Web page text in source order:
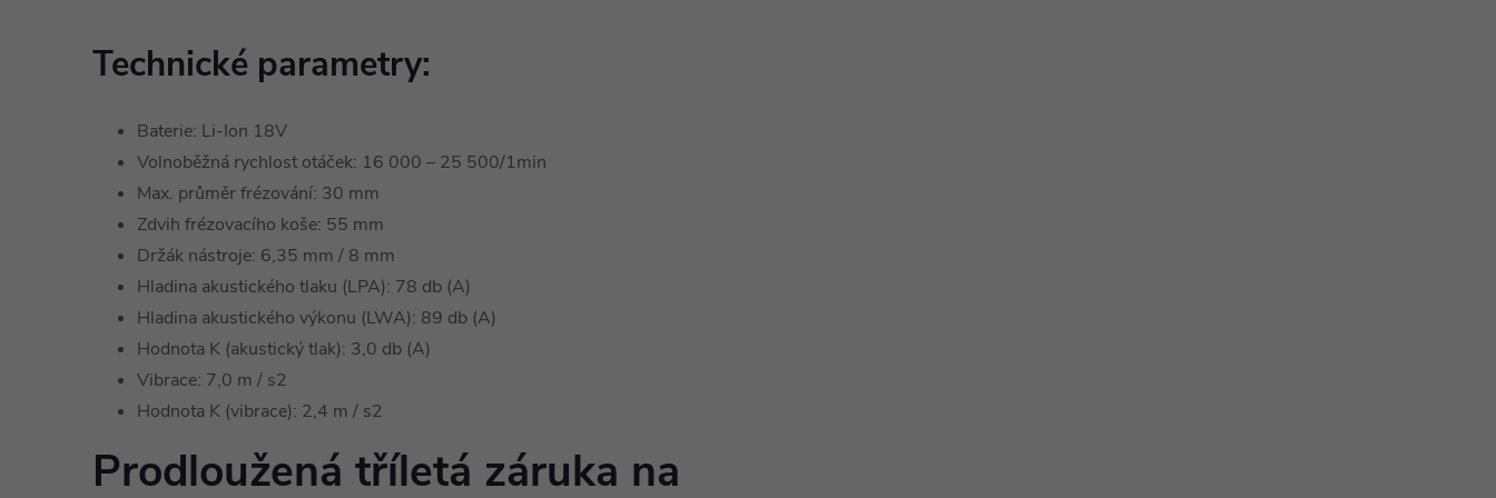
Technické parametry:
Baterie: Li-Ion 18V
Volnoběžná rychlost otáček: 16 000 – 25 500/1min
Max. průměr frézování: 30 mm
Zdvih frézovacího koše: 55 mm
Držák nástroje: 6,35 mm / 8 mm
Hladina akustického tlaku (LPA): 78 db (A)
Hladina akustického výkonu (LWA): 89 db (A)
Hodnota K (akustický tlak): 3,0 db (A)
Vibrace: 7,0 m / s2
Hodnota K (vibrace): 2,4 m / s2
Prodloužená tříletá záruka na